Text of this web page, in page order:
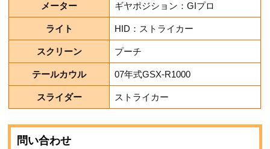
メーター ギヤポジション：GIプロ
ライト HID：ストライカー
スクリーン プーチ
テールカウル 07年式GSX-R1000
スライダー ストライカー
問い合わせ